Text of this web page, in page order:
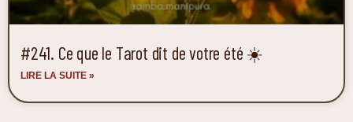
#241. Ce que le Tarot dit de votre été ☀️
LIRE LA SUITE »